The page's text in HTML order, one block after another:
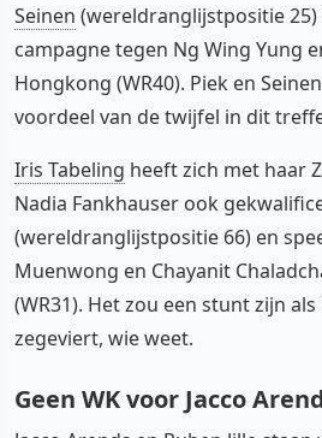
Seinen (wereldranglijstpositie 25)
campagne tegen Ng Wing Yung
Hongkong (WR40). Piek en
voordeel van de twijfel in dit
Iris Tabeling heeft zich met haar
Nadia Fankhauser ook
(wereldranglijstpositie 66) en
Muenwong en Chayanit
(WR31). Het zou een stunt zijn
zegeviert, wie weet.
Geen WK voor Jacco